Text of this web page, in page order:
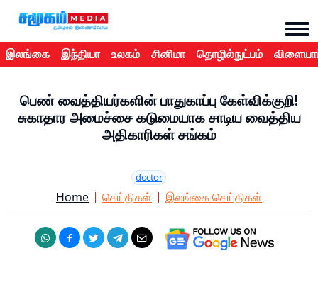
இலங்கை இந்தியா உலகம் சினிமா தொழில்நுட்பம்
பெண் வைத்தியர்களின் பாதுகாப்பு கேள்விக்குறி!
சுகாதார அமைச்சை கடுமையாக சாடிய வைத்திய
அதிகாரிகள் சங்கம்
doctor
Home செய்திகள் இலங்கை செய்திகள்